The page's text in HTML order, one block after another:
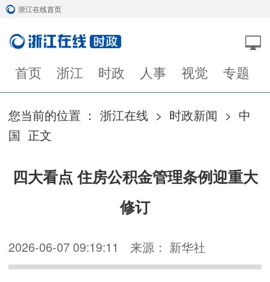
浙江在线首页
首页 浙江 时政 人事 视觉 专题
您当前的位置 ： 浙江在线 > 时政新闻 > 中
国 正文
四大看点 住房公积金管理条例迎重大
修订
2026-06-07 09:19:11 来源： 新华社